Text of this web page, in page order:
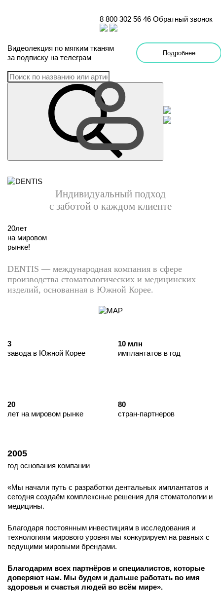
8 800 302 56 46 Обратный звонок
Видеолекция по мягким тканям
за подписку на телеграм
Подробнее
Индивидуальный подход
с заботой о каждом клиенте
20лет
на мировом
рынке!
DENTIS — международная компания в сфере
производства стоматологических и медицинских
изделий, основанная в Южной Корее.
3
завода в Южной Корее
10 млн
имплантатов в год
20
лет на мировом рынке
80
стран-партнеров
2005
год основания компании
«Мы начали путь с разработки дентальных имплантатов и
сегодня создаём комплексные решения для стоматологии и
медицины.
Благодаря постоянным инвестициям в исследования и
технологиям мирового уровня мы конкурируем на равных с
ведущими мировыми брендами.
Благодарим всех партнёров и специалистов, которые
доверяют нам. Мы будем и дальше работать во имя
здоровья и счастья людей во всём мире».